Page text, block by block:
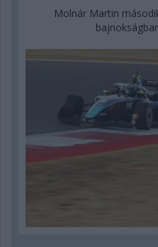
Molnár Martin